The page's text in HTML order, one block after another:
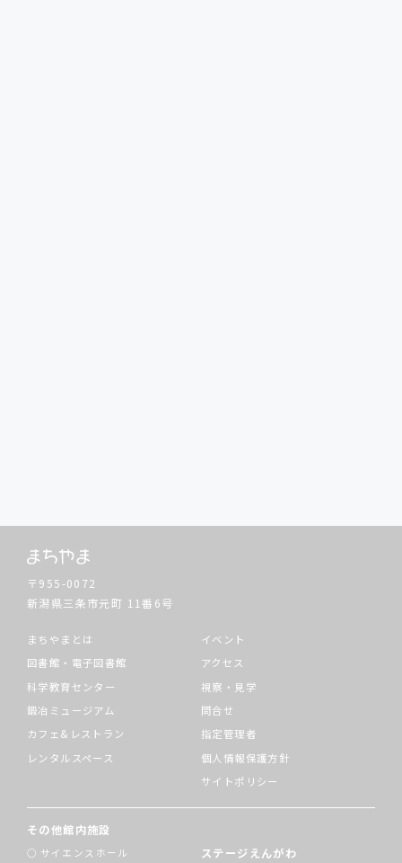
〒955-0072
新潟県三条市元町 11番6号
まちやまとは
図書館・電子図書館
科学教育センター
鍛冶ミュージアム
カフェ&レストラン
レンタルスペース
イベント
アクセス
視察・見学
問合せ
指定管理者
個人情報保護方針
サイトポリシー
その他館内施設
サイエンスホール ステージえんがわ